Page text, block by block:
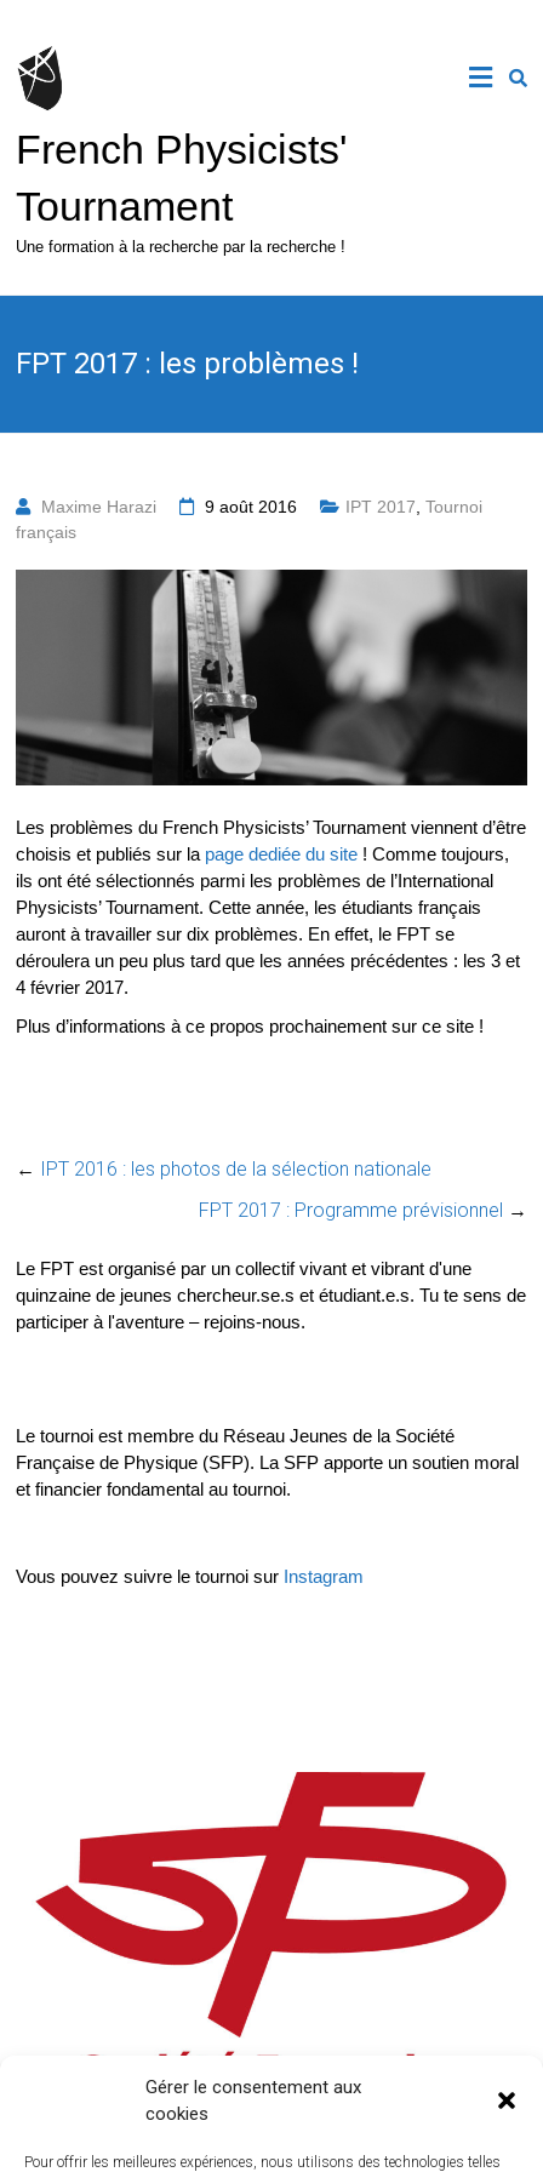
Gérer le consentement aux
cookies
Pour offrir les meilleures expériences, nous utilisons des technologies telles
content
French Physicists'
Tournament
Une formation à la recherche par la recherche !
FPT 2017 : les problèmes !
Maxime Harazi 9 août 2016 IPT 2017 ,Tournoi
français
Les problèmes du French Physicists’ Tournament viennent d’être
choisis et publiés sur la page dediée du site ! Comme toujours,
ils ont été sélectionnés parmi les problèmes de l’International
Physicists’ Tournament. Cette année, les étudiants français
auront à travailler sur dix problèmes. En effet, le FPT se
déroulera un peu plus tard que les années précédentes : les 3 et
4 février 2017.
Plus d’informations à ce propos prochainement sur ce site !
←
IPT 2016 : les photos de la sélection nationale
FPT 2017 : Programme prévisionnel →
Le FPT est organisé par un collectif vivant et vibrant d'une
quinzaine de jeunes chercheur.se.s et étudiant.e.s. Tu te sens de
participer à l'aventure – rejoins-nous.
Le tournoi est membre du Réseau Jeunes de la Société
Française de Physique (SFP). La SFP apporte un soutien moral
et financier fondamental au tournoi.
Vous pouvez suivre le tournoi sur Instagram